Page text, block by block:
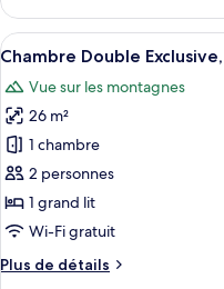
Classique,
1
lit,
vue
cour
intérieure
le
type
de
Chambre
Double
Classique,
grand
lit,
vue
cour
Afficher
toutes
les
photos
pour
ce
type
de
chambre :
Chambre
18
Chambre Double
Vue sur les montagnes
26 m²
1 chambre
2 personnes
1 grand lit
Wi-Fi gratuit
Plus de détails
Plus